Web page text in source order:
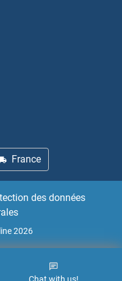
France
des données
2026